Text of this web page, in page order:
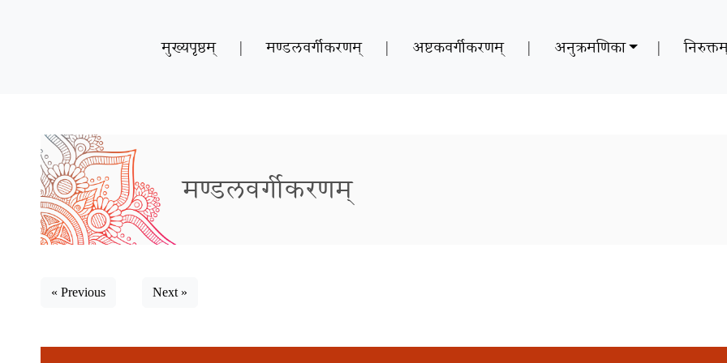
मुख्यपृष्ठम् | मण्डलवर्गीकरणम् | अष्टकवर्गीकरणम् | अनुक्रमणिका |
मण्डलवर्गीकरणम्
« Previous Next »